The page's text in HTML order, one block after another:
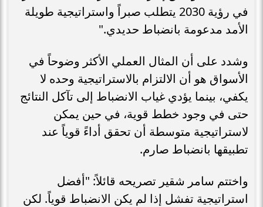
في رؤية 2030 يتطلب صبراً واستراتيجية طويلة
الأمد مدعومة بانضباط حديدي."
وشدد على أن المثال العملي الأكثر وضوحاً في
الأسواق هو أن الالتزام بالاستراتيجية وحده لا
يكفي، بينما يؤدي غياب الانضباط إلى تآكل النتائج
حتى في وجود خطط قوية، في حين يمكن
لاستراتيجية متوسطة أن تحقق أداءً قوياً عند
تطبيقها بانضباط صارم.
واختتم سامر شقير تصريحه قائلاً: "أفضل
استراتيجية تفشل إذا لم يكن الانضباط قوياً. لكن